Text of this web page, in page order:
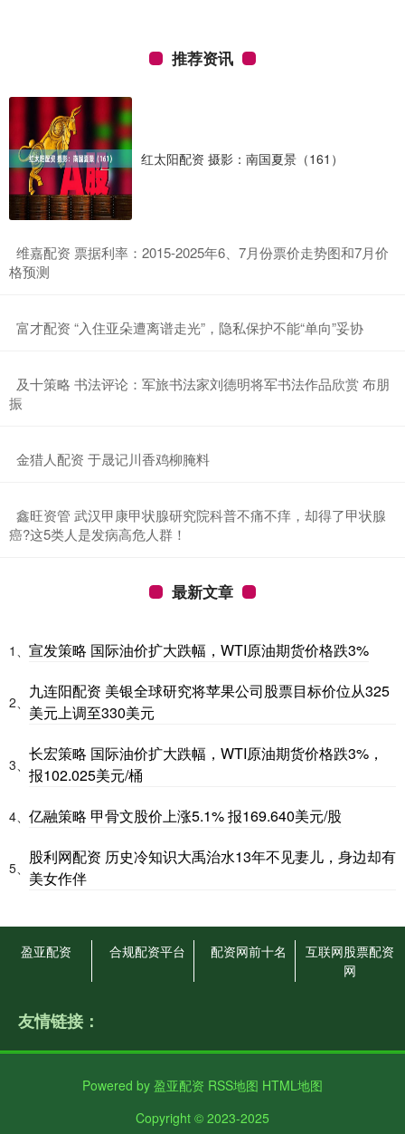
推荐资讯
红太阳配资 摄影：南国夏景（161）
​维嘉配资 票据利率：2015-2025年6、7月份票价走势图和7月价
格预测
​富才配资 “入住亚朵遭离谱走光”，隐私保护不能“单向”妥协
​及十策略 书法评论：军旅书法家刘德明将军书法作品欣赏 布朋
振
​金猎人配资 于晟记川香鸡柳腌料
​鑫旺资管 武汉甲康甲状腺研究院科普不痛不痒，却得了甲状腺
癌?这5类人是发病高危人群！
最新文章
1、 宣发策略 国际油价扩大跌幅，WTI原油期货价格跌3%
2、
九连阳配资 美银全球研究将苹果公司股票目标价位从325
美元上调至330美元
3、
长宏策略 国际油价扩大跌幅，WTI原油期货价格跌3%，
报102.025美元/桶
4、 亿融策略 甲骨文股价上涨5.1% 报169.640美元/股
5、
股利网配资 历史冷知识大禹治水13年不见妻儿，身边却有
美女作伴
盈亚配资 合规配资平台 配资网前十名
互联网股票配资
网
友情链接：
Powered by 盈亚配资 RSS地图 HTML地图
Copyright © 2023-2025